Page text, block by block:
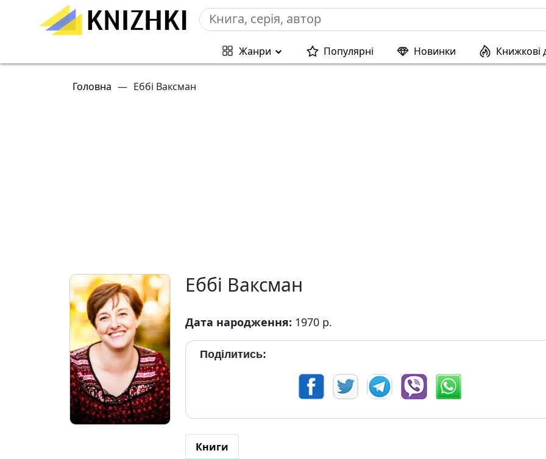
Жанри Популярні Новинки Книжкові
Головна — Еббі Ваксман
Еббі Ваксман
Дата народження: 1970 р.
Поділитись:
Книги